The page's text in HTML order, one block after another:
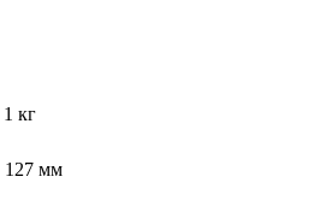
1 кг
127 мм